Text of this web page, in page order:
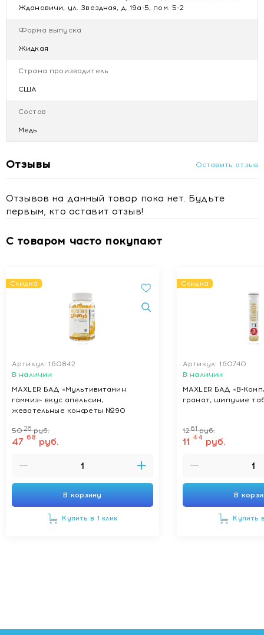
Перед применением рекомендуется
Не является лекарственным средством.
Противопоказания
Не предназначено для употребления лицам моложе 18
Купить МАКСЛЕР (Maxler) Биологически активная
добавка к пище «Жидкий Хлорофилл»
Ждановичи, ул. Звездная, д. 19а-5, пом. 5-2
Форма выпуска
Жидкая
Страна производитель
США
Состав
Медь
Отзывы Оставить отзыв
Отзывов на данный товар пока нет. Будьте
первым, кто оставит отзыв!
С товаром часто покупают
Скидка
Артикул: 160842
В наличии
MAXLER БАД «Мультивитамин
гаммиз» вкус апельсин,
жевательные конфеты №90
5026 руб.
47 68 руб.
В корзину
Купить в 1 клик
Скидка
Артикул: 160740
В наличии
MAXLER БАД «B-
гранат, шипучие
1261 руб.
11 44 руб.
В
Купить